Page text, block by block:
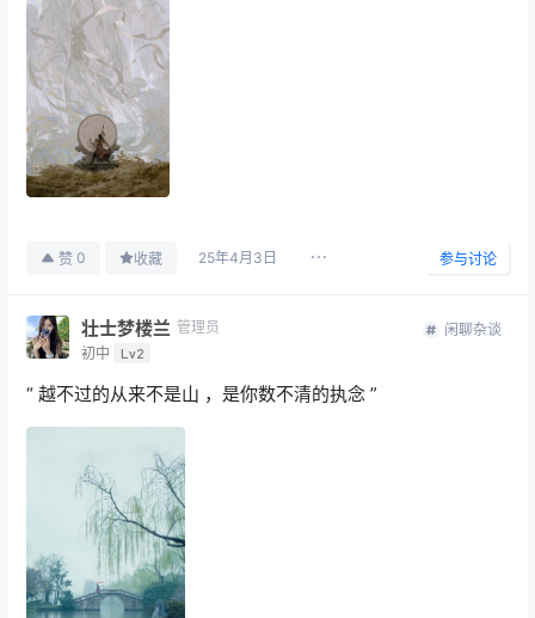
赞 0 收藏 25年4月3日 参与讨论
壮士梦楼兰 管理员
初中
Lv2
闲聊杂谈
“ 越不过的从来不是山 ，是你数不清的执念 ​​​” ​​​